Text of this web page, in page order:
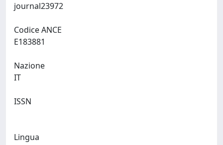
Codice ANCE
Nazione
ISSN
Lingua